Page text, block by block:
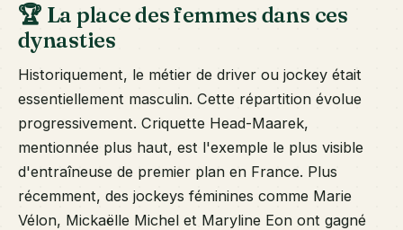
🏆 La place des femmes dans ces
dynasties
Historiquement, le métier de driver ou jockey était
essentiellement masculin. Cette répartition évolue
progressivement. Criquette Head-Maarek,
mentionnée plus haut, est l'exemple le plus visible
d'entraîneuse de premier plan en France. Plus
récemment, des jockeys féminines comme Marie
Vélon, Mickaëlle Michel et Maryline Eon ont gagné